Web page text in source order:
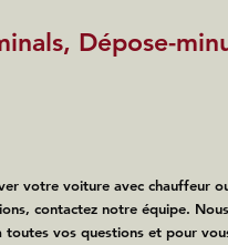
Dépose-
votre voiture avec chauffeur
contactez notre équipe.
toutes vos questions et pour